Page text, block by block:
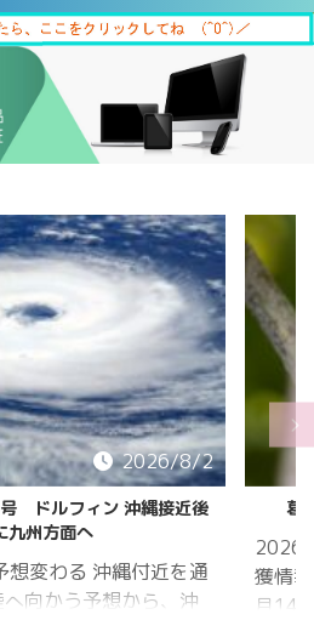
2026/8/2
カブトムシ/クワガタ
8月1日 クワガタ捕
年シーズン 2025年6
夏の訪れは早かった
「花
「マ